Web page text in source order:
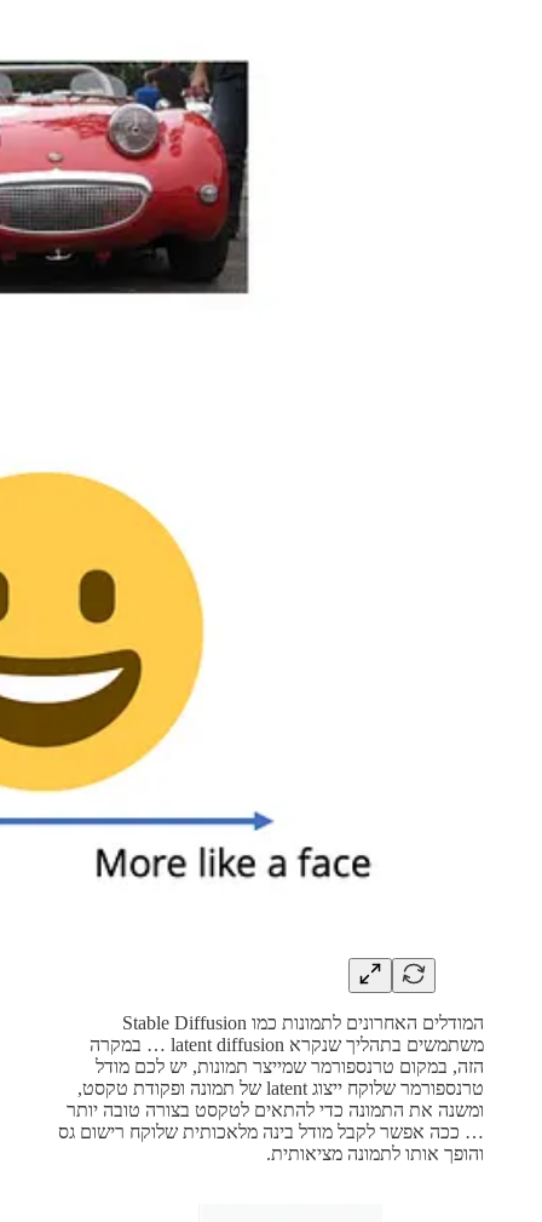
המודלים האחרונים לתמונות כמו Stable Diffusion
משתמשים בתהליך שנקרא latent diffusion … במקרה
הזה, במקום טרנספורמר שמייצר תמונות, יש לכם מודל
טרנספורמר שלוקח ייצוג latent של תמונה ופקודת טקסט,
ומשנה את התמונה כדי להתאים לטקסט בצורה טובה יותר
… ככה אפשר לקבל מודל בינה מלאכותית שלוקח רישום גס
והופך אותו לתמונה מציאותית.